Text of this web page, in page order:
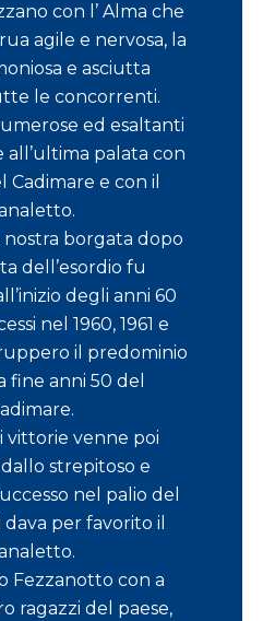
con l’ Alma che
agile e nervosa, la
e asciutta
le concorrenti.
ed esaltanti
palata con
Cadimare e con il
nostra borgata dopo
dell’esordio fu
degli anni 60
nel 1960, 1961 e
il predominio
fine anni 50 del
vittorie venne poi
strepitoso e
nel palio del
dava per favorito il
Fezzanotto con a
ragazzi del paese,